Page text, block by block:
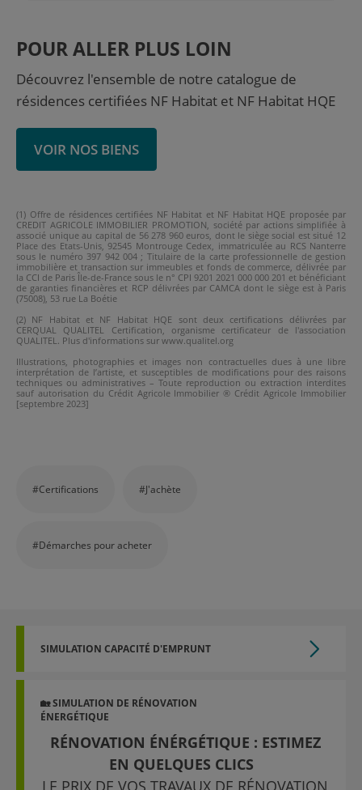
POUR ALLER PLUS LOIN
Découvrez l'ensemble de notre catalogue de
résidences certifiées NF Habitat et NF Habitat HQE
VOIR NOS BIENS
(1) Offre de résidences certifiées NF Habitat et NF Habitat HQE proposée par
CREDIT AGRICOLE IMMOBILIER PROMOTION, société par actions simplifiée à
associé unique au capital de 56 278 960 euros, dont le siège social est situé 12
Place des Etats-Unis, 92545 Montrouge Cedex, immatriculée au RCS Nanterre
sous le numéro 397 942 004 ; Titulaire de la carte professionnelle de gestion
immobilière et transaction sur immeubles et fonds de commerce, délivrée par
la CCI de Paris Île-de-France sous le n° CPI 9201 2021 000 000 201 et bénéficiant
de garanties financières et RCP délivrées par CAMCA dont le siège est à Paris
(75008), 53 rue La Boétie
(2) NF Habitat et NF Habitat HQE sont deux certifications délivrées par
CERQUAL QUALITEL Certification, organisme certificateur de l'association
QUALITEL. Plus d'informations sur www.qualitel.org
Illustrations, photographies et images non contractuelles dues à une libre
interprétation de l’artiste, et susceptibles de modifications pour des raisons
techniques ou administratives – Toute reproduction ou extraction interdites
sauf autorisation du Crédit Agricole Immobilier ® Crédit Agricole Immobilier
[septembre 2023]
#Certifications #J'achète
#Démarches pour acheter
SIMULATION CAPACITÉ D'EMPRUNT
🏡 SIMULATION DE RÉNOVATION
ÉNERGÉTIQUE
RÉNOVATION ÉNÉRGÉTIQUE : ESTIMEZ
EN QUELQUES CLICS